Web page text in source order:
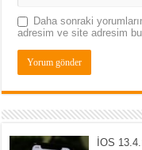
Daha sonraki
adresim ve site adresim
İOS